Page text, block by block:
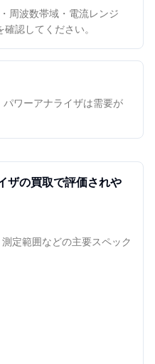
周波数帯域・電流レンジ
認してください。
ワーアナライザは需要が
ザの買取で評価されや
定範囲などの主要スペック